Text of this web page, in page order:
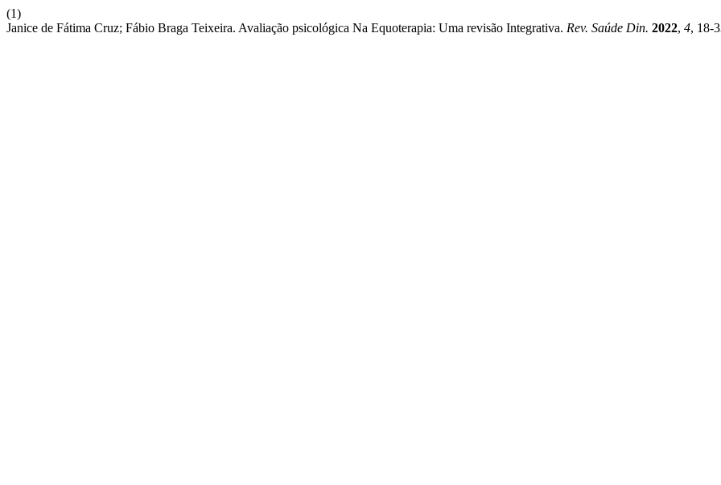
(1)
Janice de Fátima Cruz; Fábio Braga Teixeira. Avaliação psicológica Na Equoterapia: Uma revisão Integrativa. Rev. Saúde Din. 2022, 4, 18-